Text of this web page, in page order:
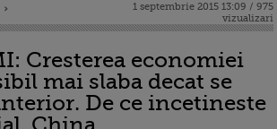
1 septembrie 2015 13:09 / 975
vizualizari
Cresterea economiei
mai slaba decat se
De ce incetineste